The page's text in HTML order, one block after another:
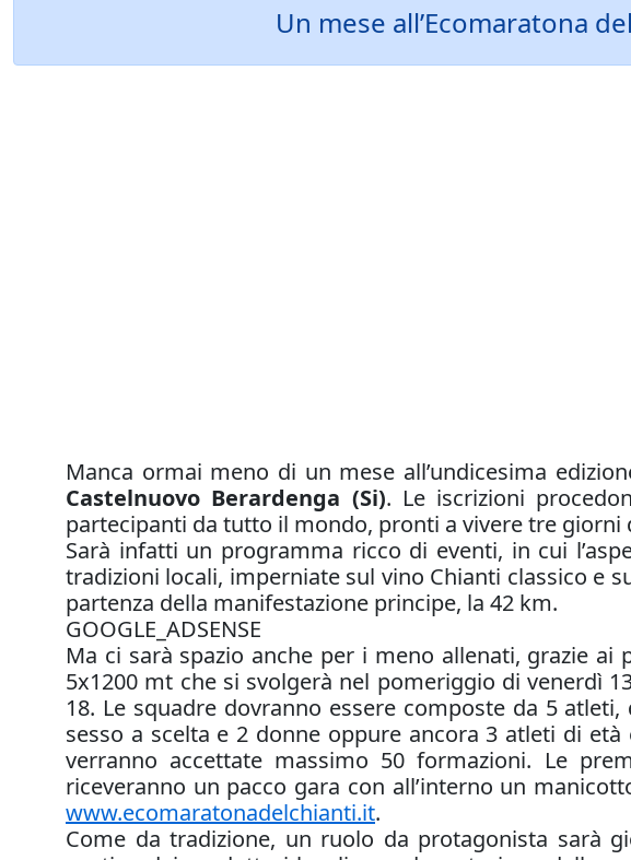
Un mese all’Ecomaratona
Manca ormai meno di un mese all’undicesima
Castelnuovo Berardenga (Si). Le iscrizioni
partecipanti da tutto il mondo, pronti a vivere tre
Sarà infatti un programma ricco di eventi, in cui
tradizioni locali, imperniate sul vino Chianti classico e
partenza della manifestazione principe, la 42 km.
GOOGLE_ADSENSE
Ma ci sarà spazio anche per i meno allenati, grazie
5x1200 mt che si svolgerà nel pomeriggio di venerdì
18. Le squadre dovranno essere composte da 5
sesso a scelta e 2 donne oppure ancora 3 atleti di
verranno accettate massimo 50 formazioni. Le
riceveranno un pacco gara con all’interno un
www.ecomaratonadelchianti.it.
Come da tradizione, un ruolo da protagonista sarà